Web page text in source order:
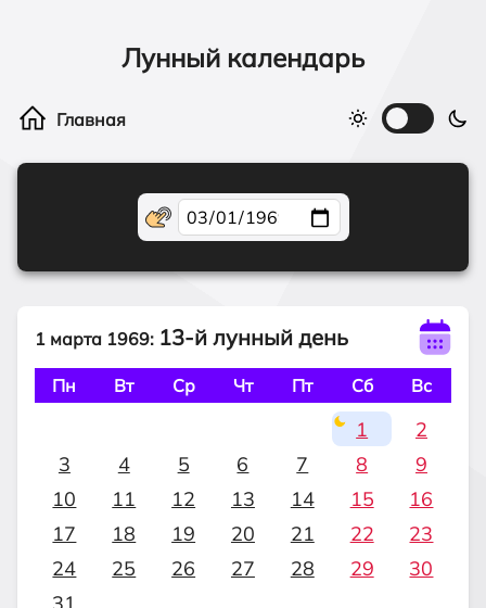
Лунный календарь
1 марта 1969: 13-й лунный день
Пн Вт Ср Чт Пт Сб Вс
1
2
3
4 5 6 7 8
9
10
11 12 13 14 15
16
17
18 19 20 21 22
23
24
25 26 27 28 29
30
31